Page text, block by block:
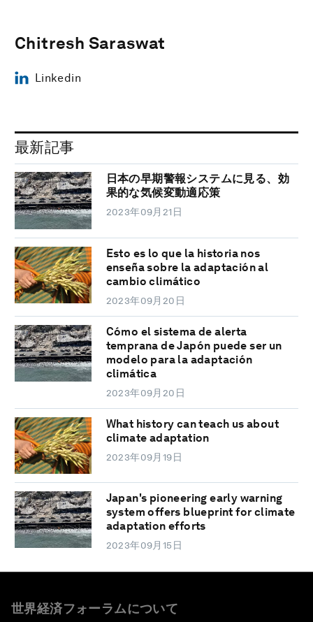
Chitresh Saraswat
Linkedin
最新記事
日本の早期警報システムに見る、効
果的な気候変動適応策
2023年09月21日
Esto es lo que la historia nos
enseña sobre la adaptación al
cambio climático
2023年09月20日
Cómo el sistema de alerta
temprana de Japón puede ser un
modelo para la adaptación
climática
2023年09月20日
What history can teach us about
climate adaptation
2023年09月19日
Japan's pioneering early warning
system offers blueprint for climate
adaptation efforts
2023年09月15日
世界経済フォーラムについて